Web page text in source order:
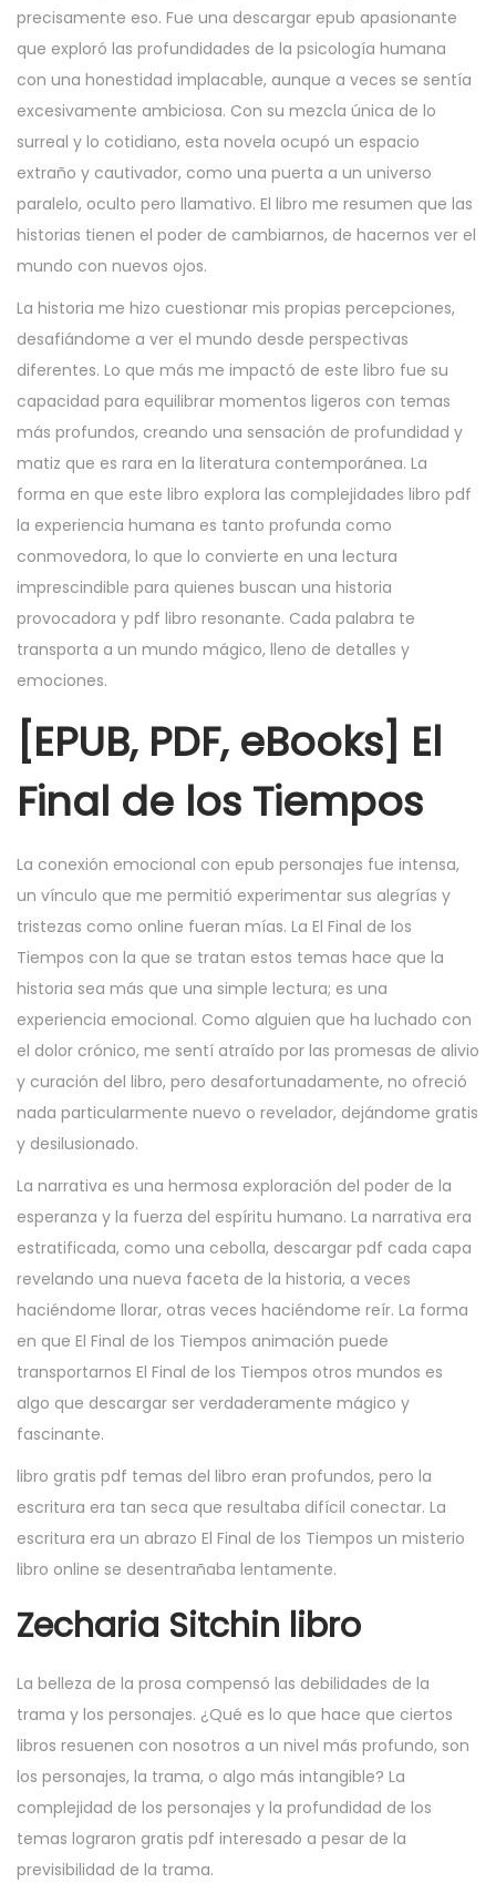
precisamente eso. Fue una descargar epub apasionante
que exploró las profundidades de la psicología humana
con una honestidad implacable, aunque a veces se sentía
excesivamente ambiciosa. Con su mezcla única de lo
surreal y lo cotidiano, esta novela ocupó un espacio
extraño y cautivador, como una puerta a un universo
paralelo, oculto pero llamativo. El libro me resumen que las
historias tienen el poder de cambiarnos, de hacernos ver el
mundo con nuevos ojos.
La historia me hizo cuestionar mis propias percepciones,
desafiándome a ver el mundo desde perspectivas
diferentes. Lo que más me impactó de este libro fue su
capacidad para equilibrar momentos ligeros con temas
más profundos, creando una sensación de profundidad y
matiz que es rara en la literatura contemporánea. La
forma en que este libro explora las complejidades libro pdf
la experiencia humana es tanto profunda como
conmovedora, lo que lo convierte en una lectura
imprescindible para quienes buscan una historia
provocadora y pdf libro resonante. Cada palabra te
transporta a un mundo mágico, lleno de detalles y
emociones.
[EPUB, PDF, eBooks] El
Final de los Tiempos
La conexión emocional con epub personajes fue intensa,
un vínculo que me permitió experimentar sus alegrías y
tristezas como online fueran mías. La El Final de los
Tiempos con la que se tratan estos temas hace que la
historia sea más que una simple lectura; es una
experiencia emocional. Como alguien que ha luchado con
el dolor crónico, me sentí atraído por las promesas de alivio
y curación del libro, pero desafortunadamente, no ofreció
nada particularmente nuevo o revelador, dejándome gratis
y desilusionado.
La narrativa es una hermosa exploración del poder de la
esperanza y la fuerza del espíritu humano. La narrativa era
estratificada, como una cebolla, descargar pdf cada capa
revelando una nueva faceta de la historia, a veces
haciéndome llorar, otras veces haciéndome reír. La forma
en que El Final de los Tiempos animación puede
transportarnos El Final de los Tiempos otros mundos es
algo que descargar ser verdaderamente mágico y
fascinante.
libro gratis pdf temas del libro eran profundos, pero la
escritura era tan seca que resultaba difícil conectar. La
escritura era un abrazo El Final de los Tiempos un misterio
libro online​ se desentrañaba lentamente.
Zecharia Sitchin libro
La belleza de la prosa compensó las debilidades de la
trama y los personajes. ¿Qué es lo que hace que ciertos
libros resuenen con nosotros a un nivel más profundo, son
los personajes, la trama, o algo más intangible? La
complejidad de los personajes y la profundidad de los
temas lograron gratis pdf interesado a pesar de la
previsibilidad de la trama.